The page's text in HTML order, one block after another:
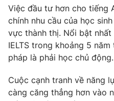
Giải sao mai
Sao
Làm đẹp
Chất lượng cuộc sống
Giáo dục
Tuyển sinh
Học trực tuyến
Công nghệ
Hitech Công nghệ tương lai
Sản phẩm
Thị trường
Giao lưu trực tuyến
Lịch phát sóng
Việc đầu tư hơn cho tiếng
chính nhu cầu của học
vực thành thị. Nổi bật
IELTS trong khoảng 5
pháp là phải học chủ động.
Cuộc cạnh tranh về năng
càng căng thẳng hơn vào